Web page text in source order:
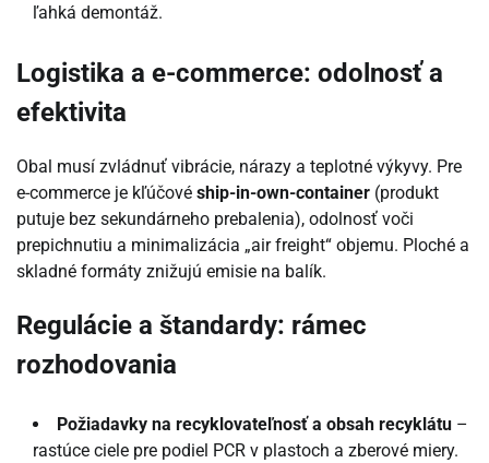
ľahká demontáž.
Logistika a e-commerce: odolnosť a
efektivita
Obal musí zvládnuť vibrácie, nárazy a teplotné výkyvy. Pre
e-commerce je kľúčové ship-in-own-container (produkt
putuje bez sekundárneho prebalenia), odolnosť voči
prepichnutiu a minimalizácia „air freight“ objemu. Ploché a
skladné formáty znižujú emisie na balík.
Regulácie a štandardy: rámec
rozhodovania
Požiadavky na recyklovateľnosť a obsah recyklátu –
rastúce ciele pre podiel PCR v plastoch a zberové miery.